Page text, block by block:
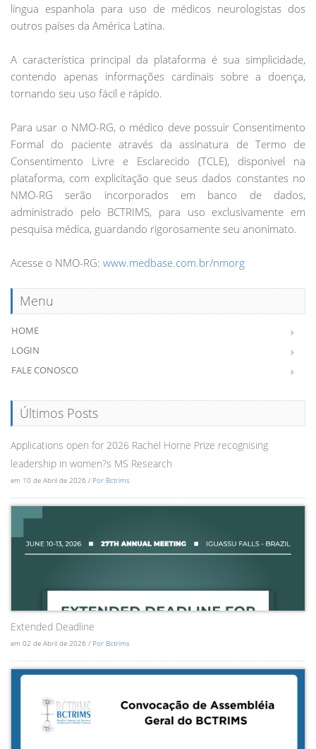
língua espanhola para uso de médicos neurologistas dos
outros países da América Latina.
A característica principal da plataforma é sua simplicidade,
contendo apenas informações cardinais sobre a doença,
tornando seu uso fácil e rápido.
Para usar o NMO-RG, o médico deve possuir Consentimento
Formal do paciente através da assinatura de Termo de
Consentimento Livre e Esclarecido (TCLE), disponivel na
plataforma, com explicitação que seus dados constantes no
NMO-RG serão incorporados em banco de dados,
administrado pelo BCTRIMS, para uso exclusivamente em
pesquisa médica, guardando rigorosamente seu anonimato.
Acesse o NMO-RG: www.medbase.com.br/nmorg
Menu
HOME
LOGIN
FALE CONOSCO
Últimos Posts
Applications open for 2026 Rachel Horne Prize recognising
leadership in women?s MS Research
em 10 de Abril de 2026 / Por Bctrims
Extended Deadline
em 02 de Abril de 2026 / Por Bctrims